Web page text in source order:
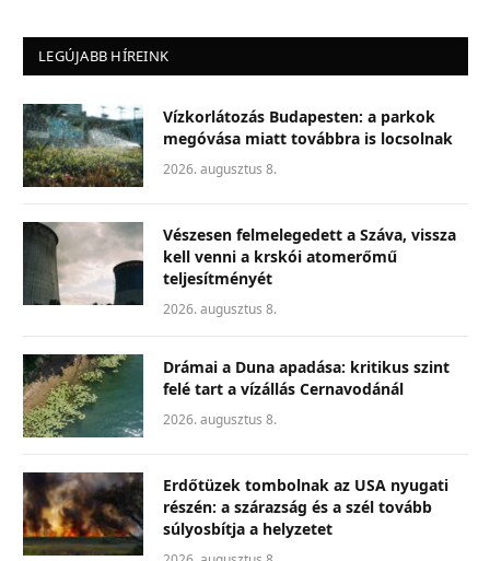
LEGÚJABB HÍREINK
Vízkorlátozás Budapesten: a parkok
megóvása miatt továbbra is locsolnak
2026. augusztus 8.
Vészesen felmelegedett a Száva, vissza
kell venni a krskói atomerőmű
teljesítményét
2026. augusztus 8.
Drámai a Duna apadása: kritikus szint
felé tart a vízállás Cernavodánál
2026. augusztus 8.
Erdőtüzek tombolnak az USA nyugati
részén: a szárazság és a szél tovább
súlyosbítja a helyzetet